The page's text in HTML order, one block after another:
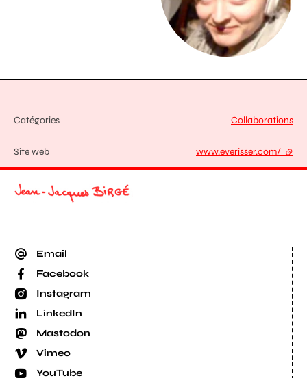
Catégories Collaborations
Site web www.everisser.com/ -
Email
Facebook
Instagram
LinkedIn
Mastodon
Vimeo
YouTube